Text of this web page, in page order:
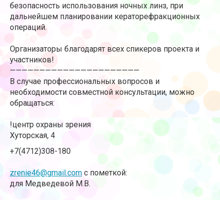
безопасность использования ночных линз, при
дальнейшем планировании кераторефракционных
операций.
Организаторы благодарят всех спикеров проекта и
участников!
——————————————————————
В случае профессиональных вопросов и
необходимости совместной консультации, можно
обращаться:
!центр охраны зрения
Хуторская, 4
+7(4712)308-180
zrenie46@gmail.com с пометкой:
для Медведевой М.В.